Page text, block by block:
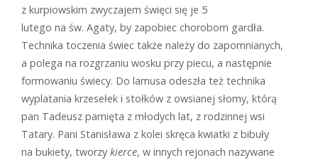
z kurpiowskim zwyczajem święci się je 5
lutego na św. Agaty, by zapobiec chorobom gardła.
Technika toczenia świec także należy do zapomnianych,
a polega na rozgrzaniu wosku przy piecu, a następnie
formowaniu świecy. Do lamusa odeszła też technika
wyplatania krzesełek i stołków z owsianej słomy, którą
pan Tadeusz pamięta z młodych lat, z rodzinnej wsi
Tatary. Pani Stanisława z kolei skręca kwiatki z bibuły
na bukiety, tworzy kierce, w innych rejonach nazywane